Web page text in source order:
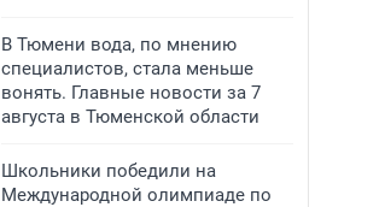
В Тюмени вода, по мнению
специалистов, стала меньше
вонять. Главные новости за 7
августа в Тюменской области
Школьники победили на
Международной олимпиаде по